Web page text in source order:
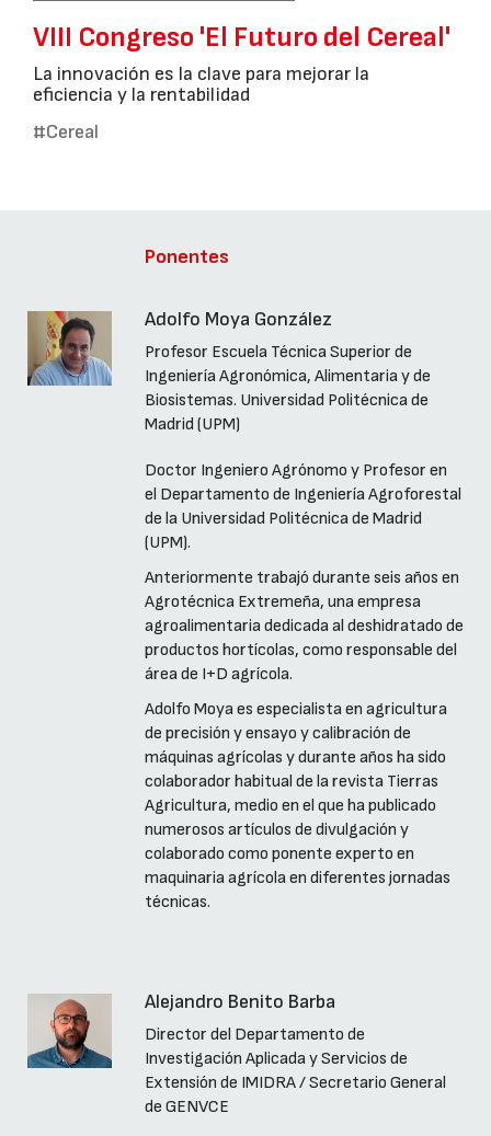
VIII Congreso 'El Futuro del Cereal'
La innovación es la clave para mejorar la
eficiencia y la rentabilidad
#Cereal
Ponentes
Adolfo Moya González
Profesor Escuela Técnica Superior de
Ingeniería Agronómica, Alimentaria y de
Biosistemas. Universidad Politécnica de
Madrid (UPM)
Doctor Ingeniero Agrónomo y Profesor en
el Departamento de Ingeniería Agroforestal
de la Universidad Politécnica de Madrid
(UPM).
Anteriormente trabajó durante seis años en
Agrotécnica Extremeña, una empresa
agroalimentaria dedicada al deshidratado de
productos hortícolas, como responsable del
área de I+D agrícola.
Adolfo Moya es especialista en agricultura
de precisión y ensayo y calibración de
máquinas agrícolas y durante años ha sido
colaborador habitual de la revista Tierras
Agricultura, medio en el que ha publicado
numerosos artículos de divulgación y
colaborado como ponente experto en
maquinaria agrícola en diferentes jornadas
técnicas.
Alejandro Benito Barba
Director del Departamento de
Investigación Aplicada y Servicios de
Extensión de IMIDRA / Secretario General
de GENVCE